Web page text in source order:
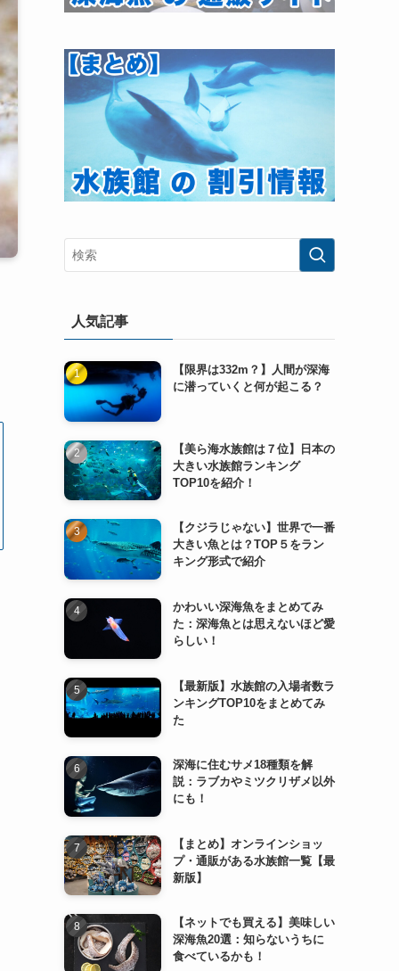
人気記事
【限界は332m？】人間が深海
に潜っていくと何が起こる？
【美ら海水族館は７位】日本の
大きい水族館ランキング
TOP10を紹介！
【クジラじゃない】世界で一番
大きい魚とは？TOP５をラン
キング形式で紹介
かわいい深海魚をまとめてみ
た：深海魚とは思えないほど愛
らしい！
【最新版】水族館の入場者数ラ
ンキングTOP10をまとめてみ
た
深海に住むサメ18種類を解
説：ラブカやミツクリザメ以外
にも！
【まとめ】オンラインショッ
プ・通販がある水族館一覧【最
新版】
【ネットでも買える】美味しい
深海魚20選：知らないうちに
食べているかも！